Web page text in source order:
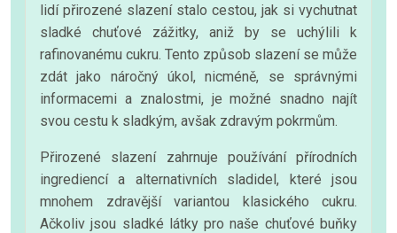
lidí přirozené slazení stalo cestou, jak si vychutnat
sladké chuťové zážitky, aniž by se uchýlili k
rafinovanému cukru. Tento způsob slazení se může
zdát jako náročný úkol, nicméně, se správnými
informacemi a znalostmi, je možné snadno najít
svou cestu k sladkým, avšak zdravým pokrmům.
Přirozené slazení zahrnuje používání přírodních
ingrediencí a alternativních sladidel, které jsou
mnohem zdravější variantou klasického cukru.
Ačkoliv jsou sladké látky pro naše chuťové buňky